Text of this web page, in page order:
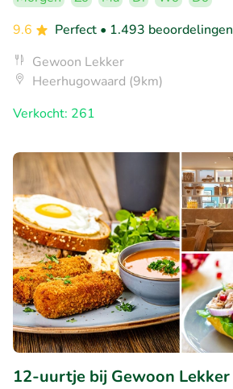
9.6
Perfect • 1.493 beoordelingen
Gewoon Lekker
Heerhugowaard (9km)
Verkocht: 261
12-uurtje bij Gewoon Lekker